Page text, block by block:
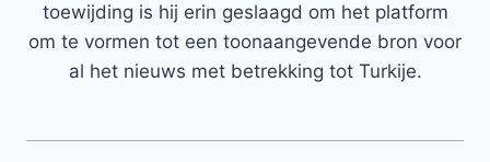
toewijding is hij erin geslaagd om het platform
om te vormen tot een toonaangevende bron voor
al het nieuws met betrekking tot Turkije.